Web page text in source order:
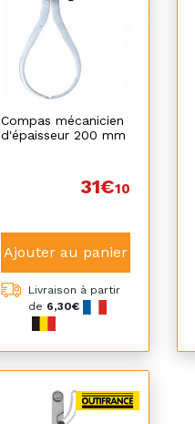
Compas mécanicien
d'épaisseur 200 mm
31€10
Ajouter au panier
Livraison à partir
de 6,30€